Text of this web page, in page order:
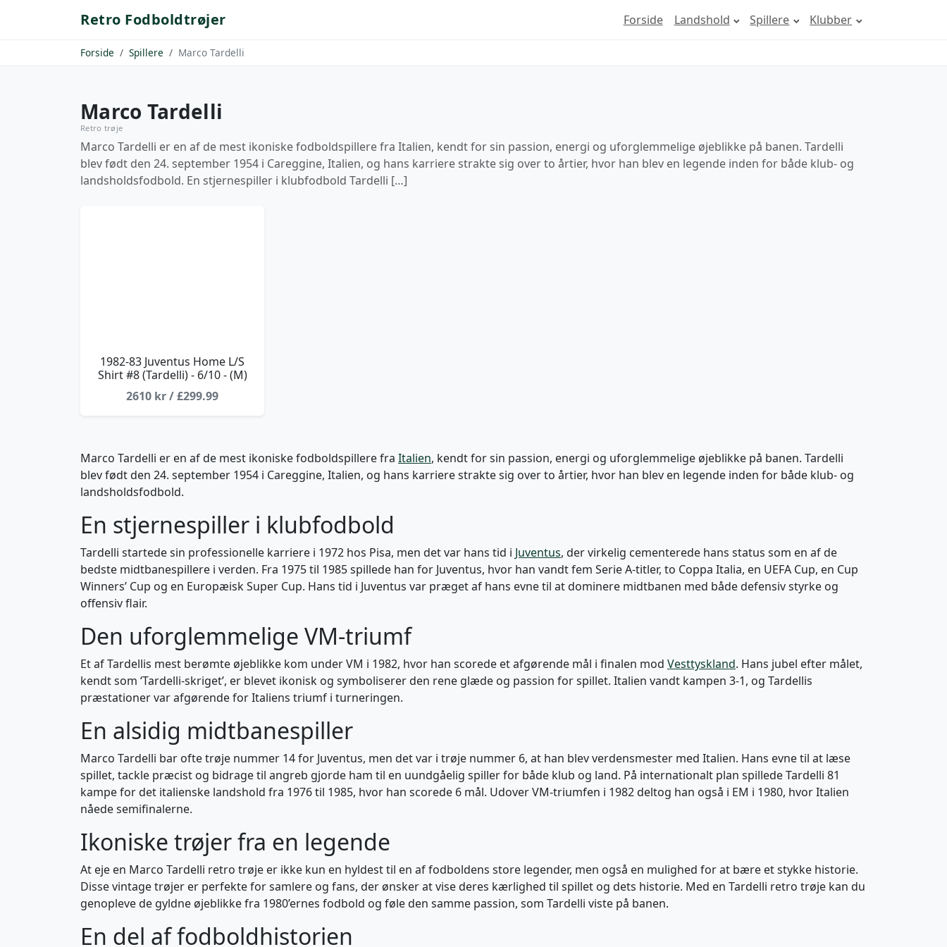
Retro Fodboldtrøjer Forside Landshold Spillere Klubber
Forside Spillere Marco Tardelli
Marco Tardelli
Retro trøje
Marco Tardelli er en af de mest ikoniske fodboldspillere fra Italien, kendt for sin passion, energi og uforglemmelige øjeblikke på banen. Tardelli
blev født den 24. september 1954 i Careggine, Italien, og hans karriere strakte sig over to årtier, hvor han blev en legende inden for både klub- og
landsholdsfodbold. En stjernespiller i klubfodbold Tardelli […]
1982-83 Juventus Home L/S
Shirt #8 (Tardelli) - 6/10 - (M)
2610 kr / £299.99
Marco Tardelli er en af de mest ikoniske fodboldspillere fra Italien, kendt for sin passion, energi og uforglemmelige øjeblikke på banen. Tardelli
blev født den 24. september 1954 i Careggine, Italien, og hans karriere strakte sig over to årtier, hvor han blev en legende inden for både klub- og
landsholdsfodbold.
En stjernespiller i klubfodbold
Tardelli startede sin professionelle karriere i 1972 hos Pisa, men det var hans tid i Juventus, der virkelig cementerede hans status som en af de
bedste midtbanespillere i verden. Fra 1975 til 1985 spillede han for Juventus, hvor han vandt fem Serie A-titler, to Coppa Italia, en UEFA Cup, en Cup
Winners’ Cup og en Europæisk Super Cup. Hans tid i Juventus var præget af hans evne til at dominere midtbanen med både defensiv styrke og
offensiv flair.
Den uforglemmelige VM-triumf
Et af Tardellis mest berømte øjeblikke kom under VM i 1982, hvor han scorede et afgørende mål i finalen mod Vesttyskland. Hans jubel efter målet,
kendt som ‘Tardelli-skriget’, er blevet ikonisk og symboliserer den rene glæde og passion for spillet. Italien vandt kampen 3-1, og Tardellis
præstationer var afgørende for Italiens triumf i turneringen.
En alsidig midtbanespiller
Marco Tardelli bar ofte trøje nummer 14 for Juventus, men det var i trøje nummer 6, at han blev verdensmester med Italien. Hans evne til at læse
spillet, tackle præcist og bidrage til angreb gjorde ham til en uundgåelig spiller for både klub og land. På internationalt plan spillede Tardelli 81
kampe for det italienske landshold fra 1976 til 1985, hvor han scorede 6 mål. Udover VM-triumfen i 1982 deltog han også i EM i 1980, hvor Italien
nåede semifinalerne.
Ikoniske trøjer fra en legende
At eje en Marco Tardelli retro trøje er ikke kun en hyldest til en af fodboldens store legender, men også en mulighed for at bære et stykke historie.
Disse vintage trøjer er perfekte for samlere og fans, der ønsker at vise deres kærlighed til spillet og dets historie. Med en Tardelli retro trøje kan du
genopleve de gyldne øjeblikke fra 1980’ernes fodbold og føle den samme passion, som Tardelli viste på banen.
En del af fodboldhistorien